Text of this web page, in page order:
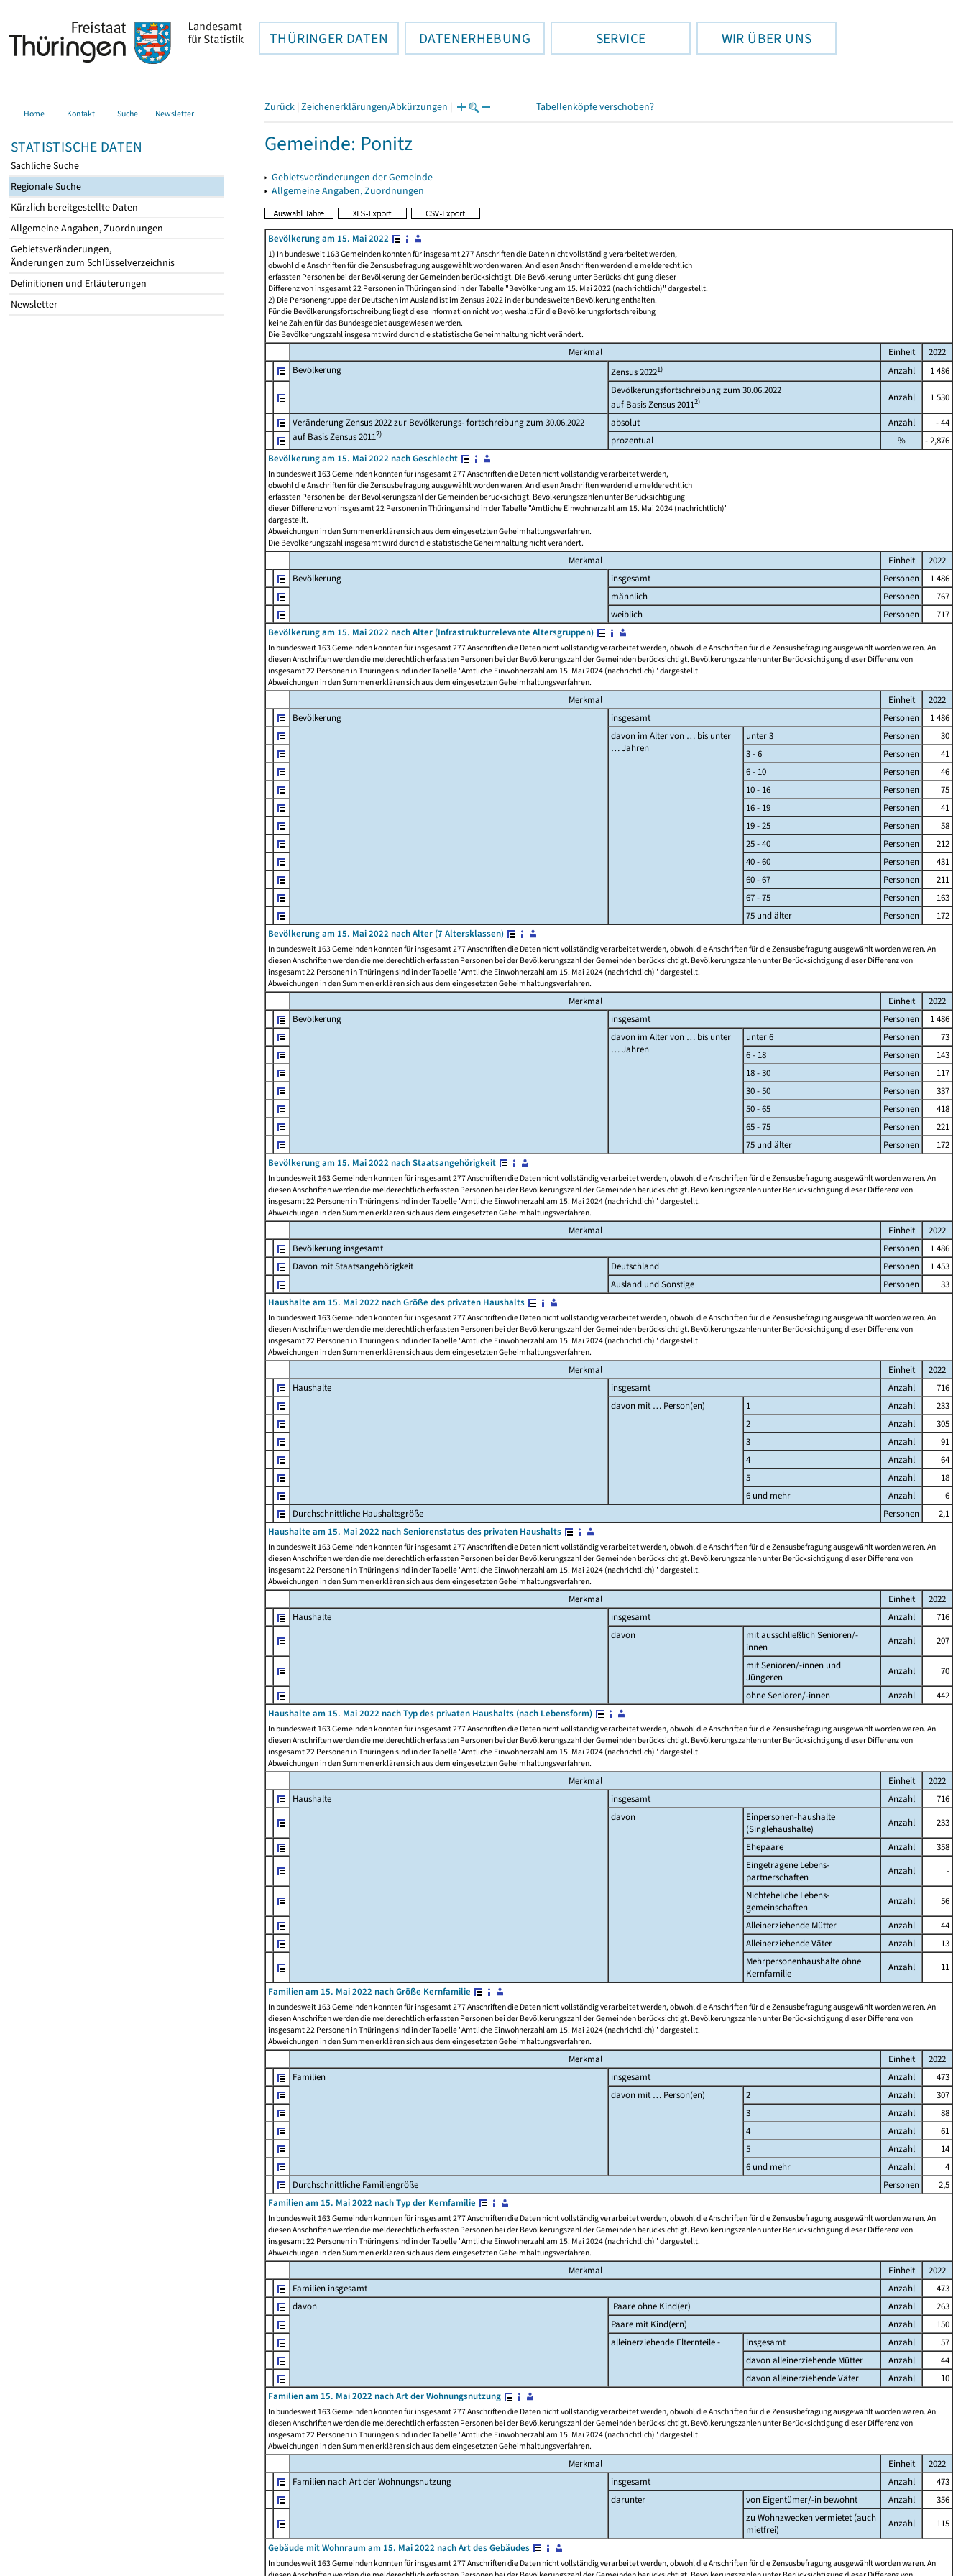
THÜRINGER DATEN DATENERHEBUNG SERVICE WIR ÜBER UNS
Home Kontakt Suche Newsletter
STATISTISCHE DATEN
Sachliche Suche
Regionale Suche
Kürzlich bereitgestellte Daten
Allgemeine Angaben, Zuordnungen
Gebietsveränderungen,
Änderungen zum Schlüsselverzeichnis
Definitionen und Erläuterungen
Newsletter
Zurück | Zeichenerklärungen/Abkürzungen | Tabellenköpfe verschoben?
Gemeinde: Ponitz
▸ Gebietsveränderungen der Gemeinde
▸ Allgemeine Angaben, Zuordnungen
Bevölkerung am 15. Mai 2022
1) In bundesweit 163 Gemeinden konnten für insgesamt 277 Anschriften die Daten nicht vollständig verarbeitet werden,
obwohl die Anschriften für die Zensusbefragung ausgewählt worden waren. An diesen Anschriften werden die melderechtlich
erfassten Personen bei der Bevölkerung der Gemeinden berücksichtigt. Die Bevölkerung unter Berücksichtigung dieser
Differenz von insgesamt 22 Personen in Thüringen sind in der Tabelle "Bevölkerung am 15. Mai 2022 (nachrichtlich)" dargestellt.
2) Die Personengruppe der Deutschen im Ausland ist im Zensus 2022 in der bundesweiten Bevölkerung enthalten.
Für die Bevölkerungsfortschreibung liegt diese Information nicht vor, weshalb für die Bevölkerungsfortschreibung
keine Zahlen für das Bundesgebiet ausgewiesen werden.
Die Bevölkerungszahl insgesamt wird durch die statistische Geheimhaltung nicht verändert.
Merkmal Einheit
2022
Bevölkerung
Zensus 20221) Anzahl
1 486
Bevölkerungsfortschreibung zum 30.06.2022
auf Basis Zensus 20112) Anzahl 1 530
Veränderung Zensus 2022 zur Bevölkerungs- fortschreibung zum 30.06.2022
auf Basis Zensus 20112)
absolut Anzahl
- 44
prozentual
%
- 2,876
Bevölkerung am 15. Mai 2022 nach Geschlecht
In bundesweit 163 Gemeinden konnten für insgesamt 277 Anschriften die Daten nicht vollständig verarbeitet werden,
obwohl die Anschriften für die Zensusbefragung ausgewählt worden waren. An diesen Anschriften werden die melderechtlich
erfassten Personen bei der Bevölkerungszahl der Gemeinden berücksichtigt. Bevölkerungszahlen unter Berücksichtigung
dieser Differenz von insgesamt 22 Personen in Thüringen sind in der Tabelle "Amtliche Einwohnerzahl am 15. Mai 2024 (nachrichtlich)"
dargestellt.
Abweichungen in den Summen erklären sich aus dem eingesetzten Geheimhaltungsverfahren.
Die Bevölkerungszahl insgesamt wird durch die statistische Geheimhaltung nicht verändert.
Merkmal Einheit
2022
Bevölkerung
insgesamt Personen
1 486
männlich
Personen
767
weiblich
Personen
717
Bevölkerung am 15. Mai 2022 nach Alter (Infrastrukturrelevante Altersgruppen)
In bundesweit 163 Gemeinden konnten für insgesamt 277 Anschriften die Daten nicht vollständig verarbeitet werden, obwohl die Anschriften für die Zensusbefragung ausgewählt worden waren. An
diesen Anschriften werden die melderechtlich erfassten Personen bei der Bevölkerungszahl der Gemeinden berücksichtigt. Bevölkerungszahlen unter Berücksichtigung dieser Differenz von
insgesamt 22 Personen in Thüringen sind in der Tabelle "Amtliche Einwohnerzahl am 15. Mai 2024 (nachrichtlich)" dargestellt.
Abweichungen in den Summen erklären sich aus dem eingesetzten Geheimhaltungsverfahren.
Merkmal Einheit
2022
Bevölkerung
insgesamt Personen
1 486
davon im Alter von … bis unter
… Jahren
unter 3 Personen
30
3 - 6
Personen
41
6 - 10
Personen
46
10 - 16
Personen
75
16 - 19
Personen
41
19 - 25
Personen
58
25 - 40
Personen
212
40 - 60
Personen
431
60 - 67
Personen
211
67 - 75
Personen
163
75 und älter
Personen
172
Bevölkerung am 15. Mai 2022 nach Alter (7 Altersklassen)
In bundesweit 163 Gemeinden konnten für insgesamt 277 Anschriften die Daten nicht vollständig verarbeitet werden, obwohl die Anschriften für die Zensusbefragung ausgewählt worden waren. An
diesen Anschriften werden die melderechtlich erfassten Personen bei der Bevölkerungszahl der Gemeinden berücksichtigt. Bevölkerungszahlen unter Berücksichtigung dieser Differenz von
insgesamt 22 Personen in Thüringen sind in der Tabelle "Amtliche Einwohnerzahl am 15. Mai 2024 (nachrichtlich)" dargestellt.
Abweichungen in den Summen erklären sich aus dem eingesetzten Geheimhaltungsverfahren.
Merkmal Einheit
2022
Bevölkerung
insgesamt Personen
1 486
davon im Alter von … bis unter
… Jahren
unter 6 Personen
73
6 - 18
Personen
143
18 - 30
Personen
117
30 - 50
Personen
337
50 - 65
Personen
418
65 - 75
Personen
221
75 und älter
Personen
172
Bevölkerung am 15. Mai 2022 nach Staatsangehörigkeit
In bundesweit 163 Gemeinden konnten für insgesamt 277 Anschriften die Daten nicht vollständig verarbeitet werden, obwohl die Anschriften für die Zensusbefragung ausgewählt worden waren. An
diesen Anschriften werden die melderechtlich erfassten Personen bei der Bevölkerungszahl der Gemeinden berücksichtigt. Bevölkerungszahlen unter Berücksichtigung dieser Differenz von
insgesamt 22 Personen in Thüringen sind in der Tabelle "Amtliche Einwohnerzahl am 15. Mai 2024 (nachrichtlich)" dargestellt.
Abweichungen in den Summen erklären sich aus dem eingesetzten Geheimhaltungsverfahren.
Merkmal Einheit
2022
Bevölkerung insgesamt
Personen
1 486
Davon mit Staatsangehörigkeit
Deutschland Personen
1 453
Ausland und Sonstige
Personen
33
Haushalte am 15. Mai 2022 nach Größe des privaten Haushalts
In bundesweit 163 Gemeinden konnten für insgesamt 277 Anschriften die Daten nicht vollständig verarbeitet werden, obwohl die Anschriften für die Zensusbefragung ausgewählt worden waren. An
diesen Anschriften werden die melderechtlich erfassten Personen bei der Bevölkerungszahl der Gemeinden berücksichtigt. Bevölkerungszahlen unter Berücksichtigung dieser Differenz von
insgesamt 22 Personen in Thüringen sind in der Tabelle "Amtliche Einwohnerzahl am 15. Mai 2024 (nachrichtlich)" dargestellt.
Abweichungen in den Summen erklären sich aus dem eingesetzten Geheimhaltungsverfahren.
Merkmal Einheit
2022
Haushalte
insgesamt Anzahl
716
davon mit … Person(en)
1 Anzahl
233
2
Anzahl
305
3
Anzahl
91
4
Anzahl
64
5
Anzahl
18
6 und mehr
Anzahl
6
Durchschnittliche Haushaltsgröße
Personen
2,1
Haushalte am 15. Mai 2022 nach Seniorenstatus des privaten Haushalts
In bundesweit 163 Gemeinden konnten für insgesamt 277 Anschriften die Daten nicht vollständig verarbeitet werden, obwohl die Anschriften für die Zensusbefragung ausgewählt worden waren. An
diesen Anschriften werden die melderechtlich erfassten Personen bei der Bevölkerungszahl der Gemeinden berücksichtigt. Bevölkerungszahlen unter Berücksichtigung dieser Differenz von
insgesamt 22 Personen in Thüringen sind in der Tabelle "Amtliche Einwohnerzahl am 15. Mai 2024 (nachrichtlich)" dargestellt.
Abweichungen in den Summen erklären sich aus dem eingesetzten Geheimhaltungsverfahren.
Merkmal Einheit
2022
Haushalte
insgesamt Anzahl
716
davon
mit ausschließlich Senioren/-
innen
Anzahl
207
mit Senioren/-innen und
Jüngeren
Anzahl
70
ohne Senioren/-innen
Anzahl
442
Haushalte am 15. Mai 2022 nach Typ des privaten Haushalts (nach Lebensform)
In bundesweit 163 Gemeinden konnten für insgesamt 277 Anschriften die Daten nicht vollständig verarbeitet werden, obwohl die Anschriften für die Zensusbefragung ausgewählt worden waren. An
diesen Anschriften werden die melderechtlich erfassten Personen bei der Bevölkerungszahl der Gemeinden berücksichtigt. Bevölkerungszahlen unter Berücksichtigung dieser Differenz von
insgesamt 22 Personen in Thüringen sind in der Tabelle "Amtliche Einwohnerzahl am 15. Mai 2024 (nachrichtlich)" dargestellt.
Abweichungen in den Summen erklären sich aus dem eingesetzten Geheimhaltungsverfahren.
Merkmal Einheit
2022
Haushalte
insgesamt Anzahl
716
davon
Einpersonen-haushalte
(Singlehaushalte)
Anzahl
233
Ehepaare
Anzahl
358
Eingetragene Lebens-
partnerschaften
Anzahl
-
Nichteheliche Lebens-
gemeinschaften
Anzahl
56
Alleinerziehende Mütter
Anzahl
44
Alleinerziehende Väter
Anzahl
13
Mehrpersonenhaushalte ohne
Kernfamilie
Anzahl
11
Familien am 15. Mai 2022 nach Größe Kernfamilie
In bundesweit 163 Gemeinden konnten für insgesamt 277 Anschriften die Daten nicht vollständig verarbeitet werden, obwohl die Anschriften für die Zensusbefragung ausgewählt worden waren. An
diesen Anschriften werden die melderechtlich erfassten Personen bei der Bevölkerungszahl der Gemeinden berücksichtigt. Bevölkerungszahlen unter Berücksichtigung dieser Differenz von
insgesamt 22 Personen in Thüringen sind in der Tabelle "Amtliche Einwohnerzahl am 15. Mai 2024 (nachrichtlich)" dargestellt.
Abweichungen in den Summen erklären sich aus dem eingesetzten Geheimhaltungsverfahren.
Merkmal Einheit
2022
Familien
insgesamt Anzahl
473
davon mit … Person(en)
2 Anzahl
307
3
Anzahl
88
4
Anzahl
61
5
Anzahl
14
6 und mehr
Anzahl
4
Durchschnittliche Familiengröße
Personen
2,5
Familien am 15. Mai 2022 nach Typ der Kernfamilie
In bundesweit 163 Gemeinden konnten für insgesamt 277 Anschriften die Daten nicht vollständig verarbeitet werden, obwohl die Anschriften für die Zensusbefragung ausgewählt worden waren. An
diesen Anschriften werden die melderechtlich erfassten Personen bei der Bevölkerungszahl der Gemeinden berücksichtigt. Bevölkerungszahlen unter Berücksichtigung dieser Differenz von
insgesamt 22 Personen in Thüringen sind in der Tabelle "Amtliche Einwohnerzahl am 15. Mai 2024 (nachrichtlich)" dargestellt.
Abweichungen in den Summen erklären sich aus dem eingesetzten Geheimhaltungsverfahren.
Merkmal Einheit
2022
Familien insgesamt
Anzahl
473
davon
Paare ohne Kind(er) Anzahl
263
Paare mit Kind(ern)
Anzahl
150
alleinerziehende Elternteile -
insgesamt Anzahl
57
davon alleinerziehende Mütter
Anzahl
44
davon alleinerziehende Väter
Anzahl
10
Familien am 15. Mai 2022 nach Art der Wohnungsnutzung
In bundesweit 163 Gemeinden konnten für insgesamt 277 Anschriften die Daten nicht vollständig verarbeitet werden, obwohl die Anschriften für die Zensusbefragung ausgewählt worden waren. An
diesen Anschriften werden die melderechtlich erfassten Personen bei der Bevölkerungszahl der Gemeinden berücksichtigt. Bevölkerungszahlen unter Berücksichtigung dieser Differenz von
insgesamt 22 Personen in Thüringen sind in der Tabelle "Amtliche Einwohnerzahl am 15. Mai 2024 (nachrichtlich)" dargestellt.
Abweichungen in den Summen erklären sich aus dem eingesetzten Geheimhaltungsverfahren.
Merkmal Einheit
2022
Familien nach Art der Wohnungsnutzung
insgesamt Anzahl
473
darunter
von Eigentümer/-in bewohnt Anzahl
356
zu Wohnzwecken vermietet (auch
mietfrei)
Anzahl
115
Gebäude mit Wohnraum am 15. Mai 2022 nach Art des Gebäudes
In bundesweit 163 Gemeinden konnten für insgesamt 277 Anschriften die Daten nicht vollständig verarbeitet werden, obwohl die Anschriften für die Zensusbefragung ausgewählt worden waren. An